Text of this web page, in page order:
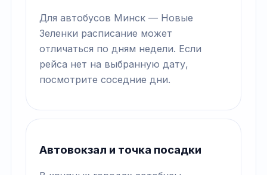
Для автобусов Минск — Новые
Зеленки расписание может
отличаться по дням недели. Если
рейса нет на выбранную дату,
посмотрите соседние дни.
Автовокзал и точка посадки